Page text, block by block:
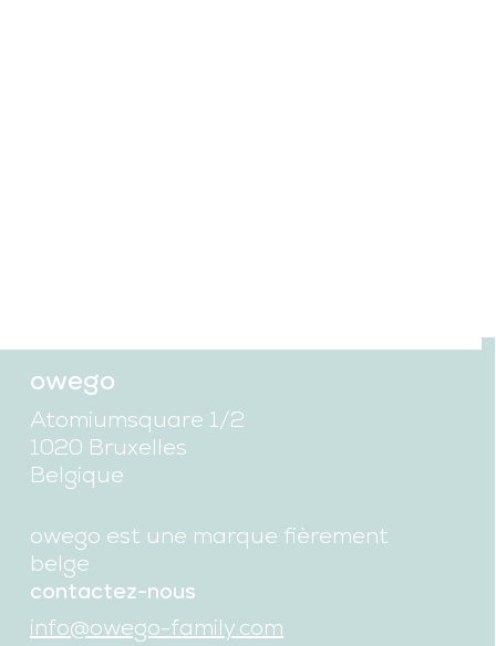
owego
Atomiumsquare 1/2
1020 Bruxelles
Belgique
owego est une marque fièrement
belge
contactez-nous
info@owego-family.com